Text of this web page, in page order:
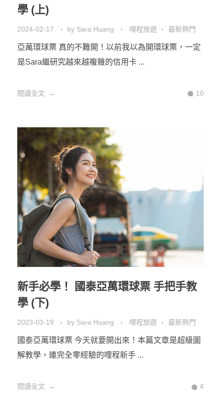
學 (上)
2024-02-17 by Sara Huang 哩程旅遊 最新熱門
亞萬環球票 真的不難開！以前我以為開環球票，一定
是Sara繼研究越來越複雜的信用卡 ...
閱讀全文 10
新手必學！ 國泰亞萬環球票 手把手教
學 (下)
2023-03-19 by Sara Huang 哩程旅遊 最新熱門
國泰亞萬環球票 今天就要開出來！本篇文章是超級圖
解教學，連完全零經驗的哩程新手 ...
閱讀全文 4